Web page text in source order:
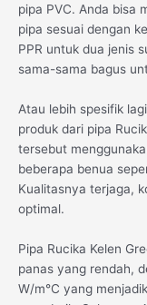
pipa PVC. Anda bisa
pipa sesuai dengan
PPR untuk dua jenis
sama-sama bagus
Atau lebih spesifik
produk dari pipa
tersebut
beberapa benua
Kualitasnya terjaga,
optimal.
Pipa Rucika Kelen
panas yang rendah,
W/m°C yang